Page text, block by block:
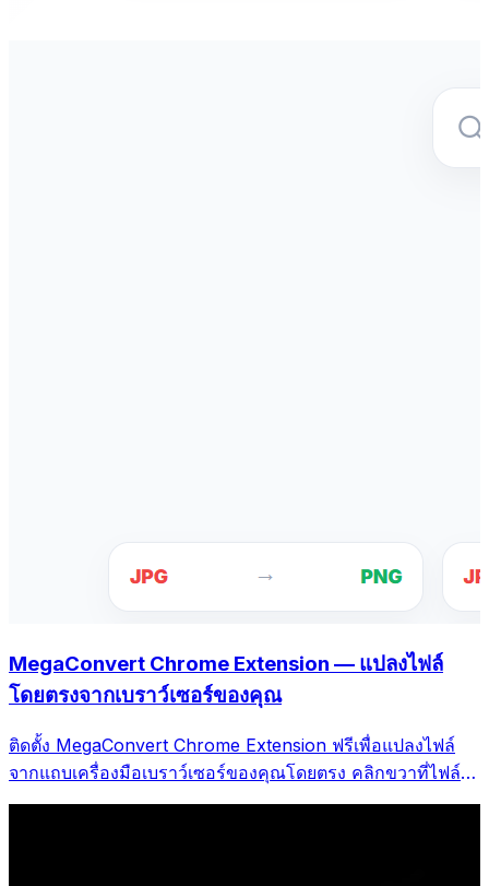
MegaConvert Chrome Extension — แปลงไฟล์
โดยตรงจากเบราว์เซอร์ของคุณ
ติดตั้ง MegaConvert Chrome Extension ฟรีเพื่อแปลงไฟล์
จากแถบเครื่องมือเบราว์เซอร์ของคุณโดยตรง คลิกขวาที่ไฟล์ใด
ก็ได้ที่จะแปลง เข้าถึงเครื่องมือทั้งหมดได้ทันทีจาก Chrome